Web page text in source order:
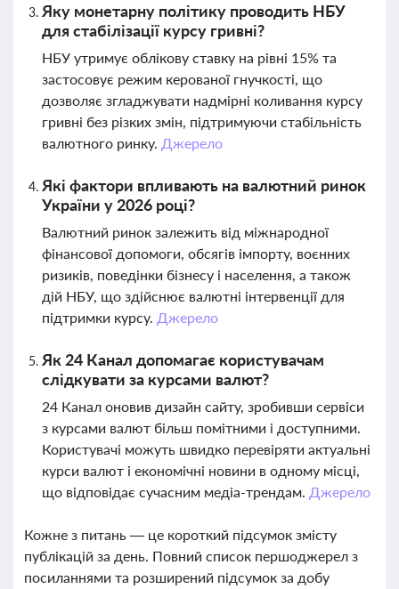
Яку монетарну політику проводить НБУ
для стабілізації курсу гривні?
НБУ утримує облікову ставку на рівні 15% та
застосовує режим керованої гнучкості, що
дозволяє згладжувати надмірні коливання курсу
гривні без різких змін, підтримуючи стабільність
валютного ринку. Джерело
Які фактори впливають на валютний ринок
України у 2026 році?
Валютний ринок залежить від міжнародної
фінансової допомоги, обсягів імпорту, воєнних
ризиків, поведінки бізнесу і населення, а також
дій НБУ, що здійснює валютні інтервенції для
підтримки курсу. Джерело
Як 24 Канал допомагає користувачам
слідкувати за курсами валют?
24 Канал оновив дизайн сайту, зробивши сервіси
з курсами валют більш помітними і доступними.
Користувачі можуть швидко перевіряти актуальні
курси валют і економічні новини в одному місці,
що відповідає сучасним медіа-трендам. Джерело
Кожне з питань — це короткий підсумок змісту
публікацій за день. Повний список першоджерел з
посиланнями та розширений підсумок за добу